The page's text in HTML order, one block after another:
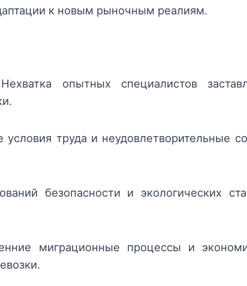
к новым рыночным реалиям.
опытных специалистов
труда и неудовлетворительные
безопасности и экологических
миграционные процессы и